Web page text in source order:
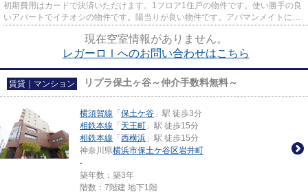
初期費用はカードで決済いただけます。1フロア1住戸の物件です。使い勝手の良
いアパートでイチオシの物件です。陽当りが良い物件です。アパマンメイトに
現在空室情報がありません。
レガーロⅠへのお問い合わせはこちら
賃貸｜マンション リプラ保土ヶ谷～仲介手数料無料～
横須賀線 「 保土ケ谷 」駅 徒歩3分
相鉄本線 「 天王町 」駅 徒歩15分
相鉄本線 「 西横浜 」駅 徒歩15分
神奈川県横浜市保土ケ谷区岩井町
-
築年数：築3年
階数：7階建 地下1階